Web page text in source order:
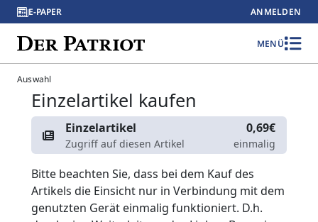
E-PAPER ANMELDEN
MENÜ
Auswahl
Einzelartikel kaufen
Einzelartikel
Zugriff auf diesen Artikel
0,69€
einmalig
Bitte beachten Sie, dass bei dem Kauf des
Artikels die Einsicht nur in Verbindung mit dem
genutzten Gerät einmalig funktioniert. D.h.